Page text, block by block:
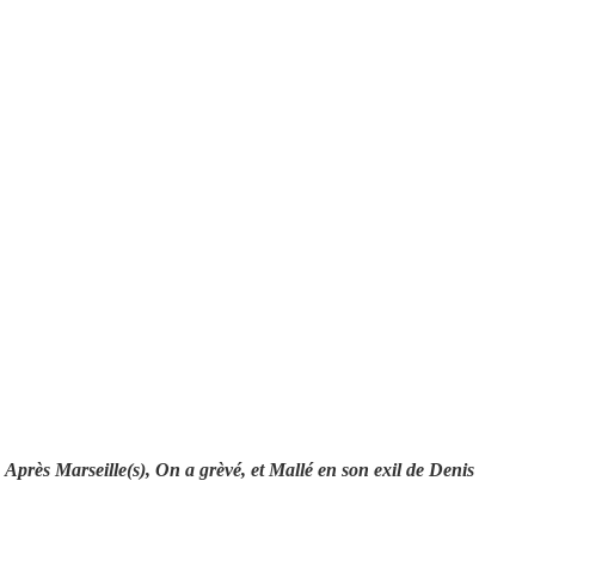
Après Marseille(s), On a grèvé, etMallé en son exilde Denis